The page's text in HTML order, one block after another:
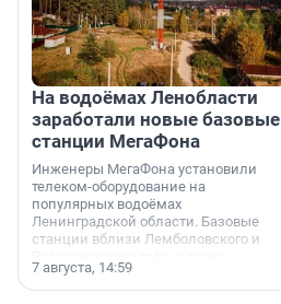
На водоёмах Ленобласти
заработали новые базовые
станции МегаФона
Инженеры МегаФона установили
телеком-оборудование на
популярных водоёмах
Ленинградской области. Базовые
станции вблизи Лемболовского и
недалеко от Большого Тосненского
водопада.
7 августа, 14:59